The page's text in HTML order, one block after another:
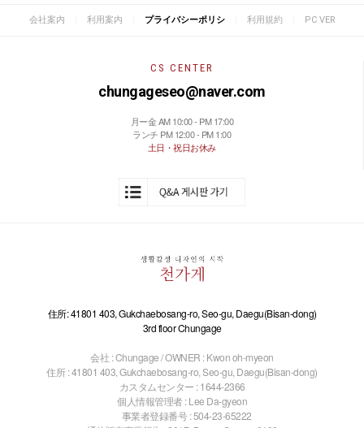
会社案内 利用案内 プライバシーポリシ 利用規約 PC VER
CS CENTER
chungageseo@naver.com
月ー金 AM 10:00 - PM 17:00
ランチ PM 12:00 - PM 1:00
土日・祝日お休み
住所: 41801 403, Gukchaebosang-ro, Seo-gu, Daegu(Bisan-dong)
3rd floor Chungage
会社 : Chungage / OWNER : Kwon oh-myeon
住所 : 41801 403, Gukchaebosang-ro, Seo-gu, Daegu(Bisan-dong)
カスタムセンター : 1644-2366
個人情報管理者 : Lee Da-gyeon
事業者登録番号 : 504-23-65222